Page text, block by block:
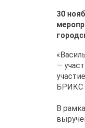
30
—
БРИКС
В